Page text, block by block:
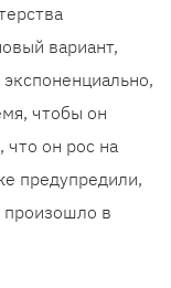
вариант,
чтобы он
что он рос на
предупредили,
произошло в